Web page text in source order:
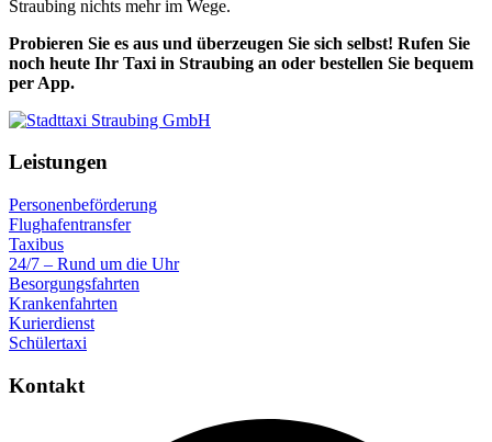
Straubing nichts mehr im Wege.
Probieren Sie es aus und überzeugen Sie sich selbst! Rufen Sie
noch heute Ihr Taxi in Straubing an oder bestellen Sie bequem
per App.
Leistungen
Personenbeförderung
Flughafentransfer
Taxibus
24/7 – Rund um die Uhr
Besorgungsfahrten
Krankenfahrten
Kurierdienst
Schülertaxi
Kontakt